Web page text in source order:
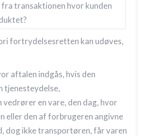
transaktionen hvor kunden
fortrydelsesretten kan udøves,
aftalen indgås, hvis den
tjenesteydelse,
vedrører en vare, den dag, hvor
eller den af forbrugeren angivne
dog ikke transportøren, får varen